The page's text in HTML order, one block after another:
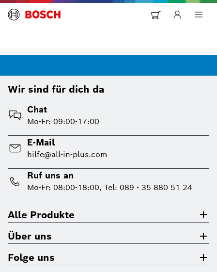
Wir sind für dich da
Chat
Mo-Fr: 09:00-17:00
E-Mail
hilfe@all-in-plus.com
Ruf uns an
Mo-Fr: 08:00-18:00, Tel: 089 - 35 880 51 24
Alle Produkte
Über uns
Folge uns